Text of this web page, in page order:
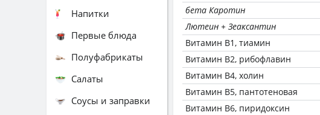
бета Каротин
Лютеин + Зеаксантин
Витамин В1, тиамин
Витамин В2, рибофлавин
Витамин В4, холин
Витамин В5, пантотеновая
Витамин В6, пиридоксин
Напитки
Первые блюда
Полуфабрикаты
Салаты
Соусы и заправки